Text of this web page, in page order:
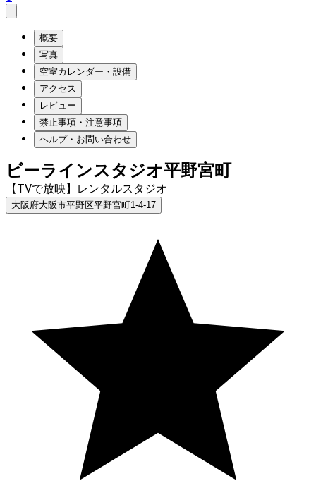
概要
写真
空室カレンダー・設備
アクセス
レビュー
禁止事項・注意事項
ヘルプ・お問い合わせ
ビーラインスタジオ平野宮町
【TVで放映】レンタルスタジオ
大阪府大阪市平野区平野宮町1-4-17